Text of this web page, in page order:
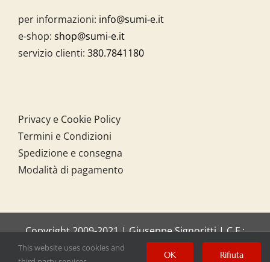
per informazioni: info@sumi-e.it
e-shop: shop@sumi-e.it
servizio clienti: 380.7841180
Privacy e Cookie Policy
Termini e Condizioni
Spedizione e consegna
Modalità di pagamento
Copyright 2009-2021 | Giuseppe Signoritti | C.F.:
SGNGPP61C20I158O
This website uses cookies and
OK Rifiuta